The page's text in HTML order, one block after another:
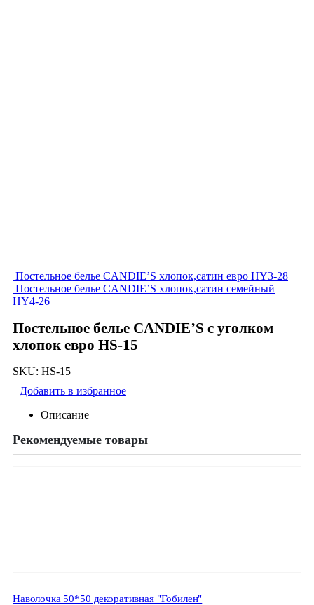
Постельное белье CANDIE’S хлопок,сатин евро HY3-28
Постельное белье CANDIE’S хлопок,сатин семейный
HY4-26
Постельное белье CANDIE’S с уголком
хлопок евро HS-15
SKU: HS-15
Добавить в избранное
Описание
Рекомендуемые товары
Наволочка 50*50 декоративная "Гобилен"